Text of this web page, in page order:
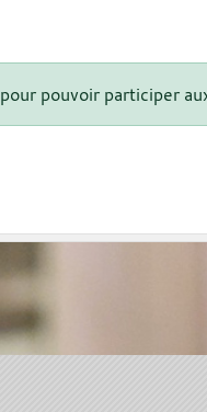
pour pouvoir participer